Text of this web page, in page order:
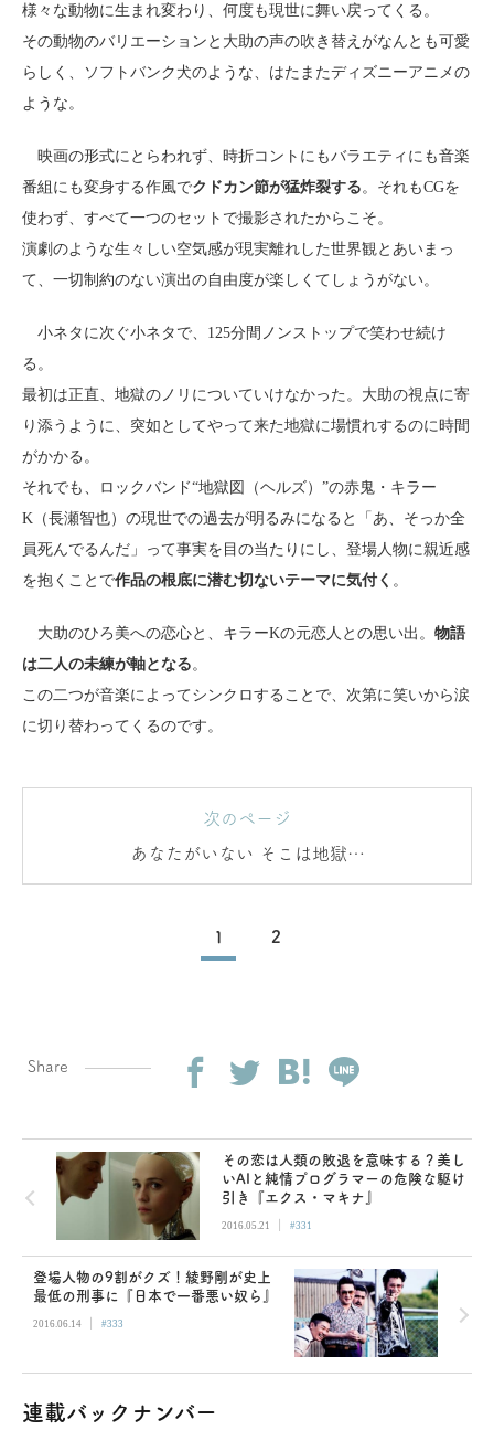
様々な動物に生まれ変わり、何度も現世に舞い戻ってくる。
その動物のバリエーションと大助の声の吹き替えがなんとも可愛
らしく、ソフトバンク犬のような、はたまたディズニーアニメの
ような。
映画の形式にとらわれず、時折コントにもバラエティにも音楽
番組にも変身する作風でクドカン節が猛炸裂する 。それもCGを
使わず、すべて一つのセットで撮影されたからこそ。
演劇のような生々しい空気感が現実離れした世界観とあいまっ
て、一切制約のない演出の自由度が楽しくてしょうがない。
小ネタに次ぐ小ネタで、125分間ノンストップで笑わせ続け
る。
最初は正直、地獄のノリについていけなかった。大助の視点に寄
り添うように、突如としてやって来た地獄に場慣れするのに時間
がかかる。
それでも、ロックバンド“地獄図（ヘルズ）”の赤鬼・キラー
K（長瀬智也）の現世での過去が明るみになると「あ、そっか全
員死んでるんだ」って事実を目の当たりにし、登場人物に親近感
を抱くことで作品の根底に潜む切ないテーマに気付く 。
大助のひろ美への恋心と、キラーKの元恋人との思い出。 物語
は二人の未練が軸となる 。
この二つが音楽によってシンクロすることで、次第に笑いから涙
に切り替わってくるのです。
次のページ
あなたがいない そこは地獄…
1 2
Share
その恋は人類の敗退を意味する？美し
いAIと純情プログラマーの危険な駆け
引き『エクス・マキナ』
2016.05.21 | #331
登場人物の9割がクズ！綾野剛が史上
最低の刑事に『日本で一番悪い奴ら』
2016.06.14 | #333
連載バックナンバー